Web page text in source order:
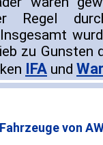
durch
zu Gunsten
IFA und
Fahrzeuge von